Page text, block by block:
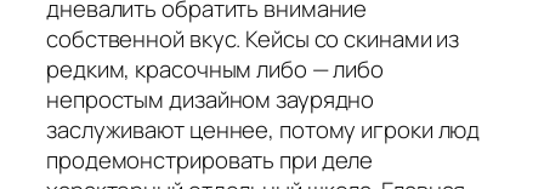
дневалить обратить внимание
собственной вкус. Кейсы со скинами из
редким, красочным либо — либо
непростым дизайном заурядно
заслуживают ценнее, потому игроки люд
продемонстрировать при деле